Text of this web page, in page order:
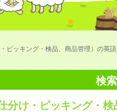
ピッキング・検品、商品管理）の英
検
分け・ピッキング・検